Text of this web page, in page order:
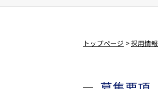
トップページ 採用情報